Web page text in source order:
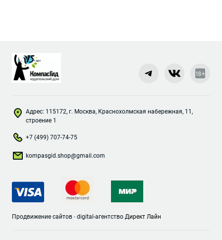
Адрес: 115172, г. Москва, Краснохолмская набережная, 11,
строение 1
+7 (499) 707-74-75
kompasgid.shop@gmail.com
Продвижение сайтов - digital-агентство Директ Лайн